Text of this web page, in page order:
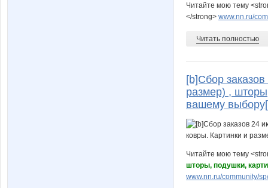
Читайте мою тему
</strong> www.nn.ru/
Читать полностью
[b]Сбор
размер) ,
вашему
Читайте мою тему
шторы, подушки,
www.nn.ru/community/